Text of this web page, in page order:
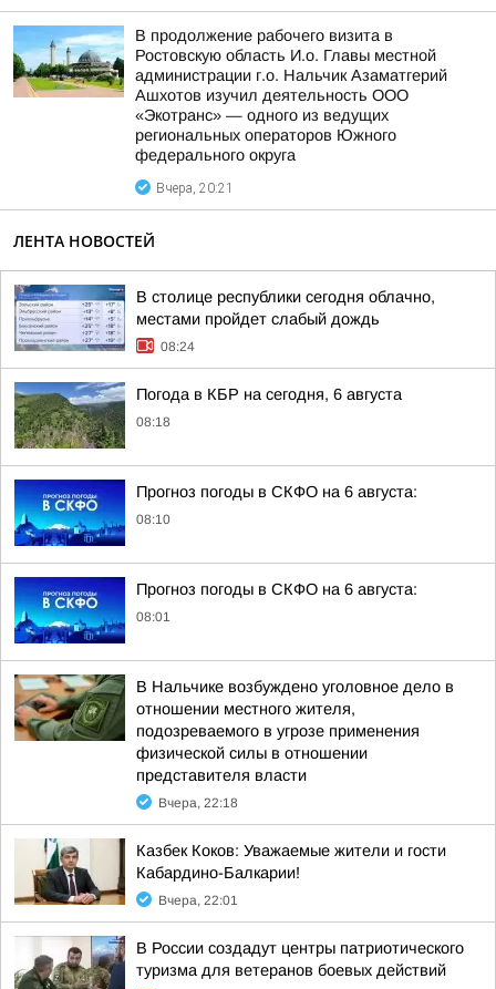
В продолжение рабочего визита в
Ростовскую область И.о. Главы местной
администрации г.о. Нальчик Азаматгерий
Ашхотов изучил деятельность ООО
«Экотранс» — одного из ведущих
региональных операторов Южного
федерального округа
Вчера, 20:21
ЛЕНТА НОВОСТЕЙ
В столице республики сегодня облачно,
местами пройдет слабый дождь
08:24
Погода в КБР на сегодня, 6 августа
08:18
Прогноз погоды в СКФО на 6 августа:
08:10
Прогноз погоды в СКФО на 6 августа:
08:01
В Нальчике возбуждено уголовное дело в
отношении местного жителя,
подозреваемого в угрозе применения
физической силы в отношении
представителя власти
Вчера, 22:18
Казбек Коков: Уважаемые жители и гости
Кабардино-Балкарии!
Вчера, 22:01
В России создадут центры патриотического
туризма для ветеранов боевых действий